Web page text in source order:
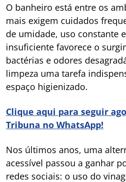
O banheiro está entre os
mais exigem cuidados
de umidade, uso constante
insuficiente favorece o
bactérias e odores
limpeza uma tarefa
espaço higienizado.
Clique aqui para seguir
Tribuna no WhatsApp!
Nos últimos anos, uma
acessível passou a ganhar
redes sociais: o uso do